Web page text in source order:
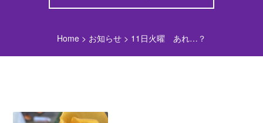
Home> お知らせ> 11日火曜 あれ…？